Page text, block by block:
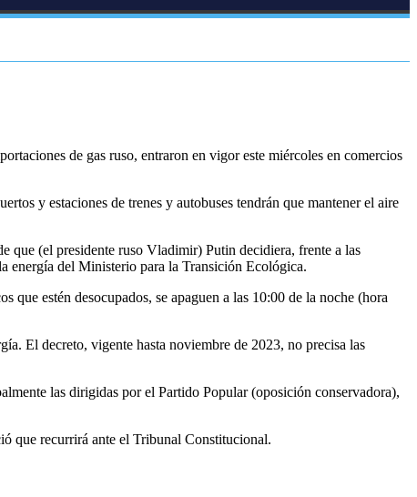
de gas ruso, entraron en vigor este miércoles en comercios
y estaciones de trenes y autobuses tendrán que mantener el aire
que (el presidente ruso Vladimir) Putin decidiera, frente a las
energía del Ministerio para la Transición Ecológica.
que estén desocupados, se apaguen a las 10:00 de la noche (hora
El decreto, vigente hasta noviembre de 2023, no precisa las
las dirigidas por el Partido Popular (oposición conservadora),
que recurrirá ante el Tribunal Constitucional.